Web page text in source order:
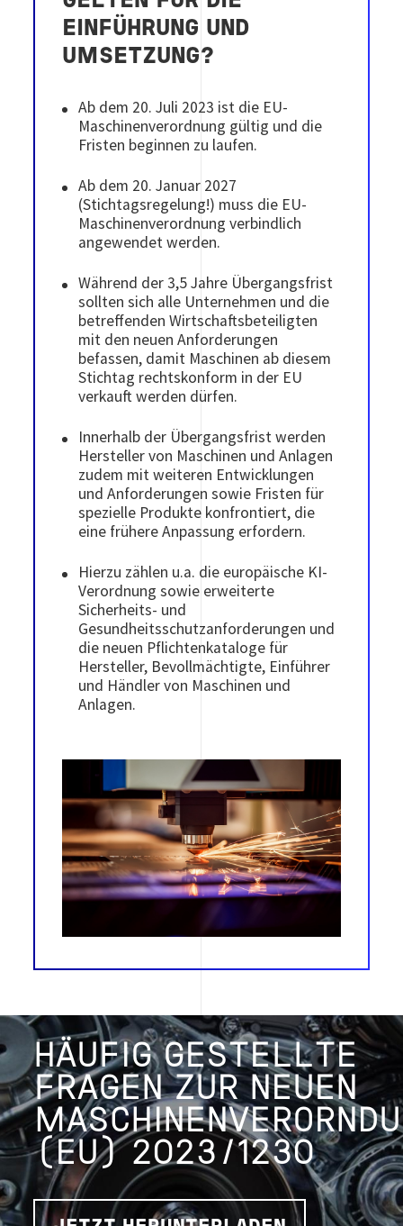
EINFÜHRUNG UND
UMSETZUNG?
Ab dem 20. Juli 2023 ist die EU-
Maschinenverordnung gültig und die
Fristen beginnen zu laufen.
Ab dem 20. Januar 2027
(Stichtagsregelung!) muss die EU-
Maschinenverordnung verbindlich
angewendet werden.
Während der 3,5 Jahre Übergangsfrist
sollten sich alle Unternehmen und die
betreffenden Wirtschaftsbeteiligten
mit den neuen Anforderungen
befassen, damit Maschinen ab diesem
Stichtag rechtskonform in der EU
verkauft werden dürfen.
Innerhalb der Übergangsfrist werden
Hersteller von Maschinen und Anlagen
zudem mit weiteren Entwicklungen
und Anforderungen sowie Fristen für
spezielle Produkte konfrontiert, die
eine frühere Anpassung erfordern.
Hierzu zählen u.a. die europäische KI-
Verordnung sowie erweiterte
Sicherheits- und
Gesundheitsschutzanforderungen und
die neuen Pflichtenkataloge für
Hersteller, Bevollmächtigte, Einführer
und Händler von Maschinen und
Anlagen.
HÄUFIG GESTELLTE
FRAGEN ZUR NEUEN
(EU) 2023/1230